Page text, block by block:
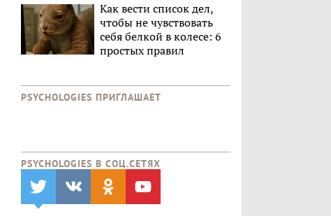
Как вести список дел,
чтобы не чувствовать
себя белкой в колесе: 6
простых правил
PSYCHOLOGIES ПРИГЛАШАЕТ
PSYCHOLOGIES В CОЦ.СЕТЯХ